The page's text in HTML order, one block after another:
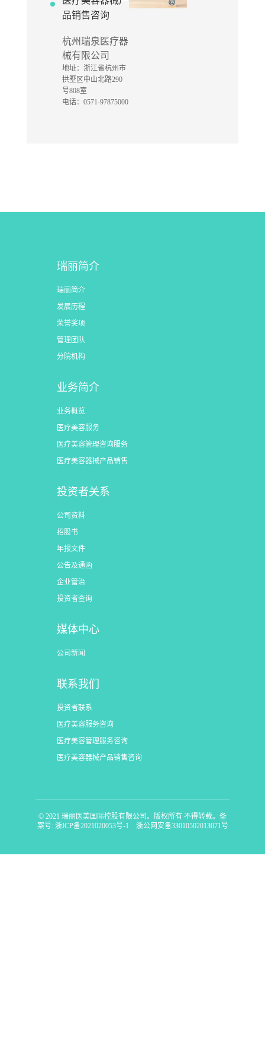
品销售咨询
杭州瑞泉医疗器
械有限公司
地址：浙江省杭州市
拱墅区中山北路290
号808室
电话：0571-97875000
瑞丽简介
瑞丽简介
发展历程
荣誉奖项
管理团队
分院机构
业务简介
业务概览
医疗美容服务
医疗美容管理咨询服务
医疗美容器械产品销售
投资者关系
公司资料
招股书
年报文件
公告及通函
企业管治
投资者查询
媒体中心
公司新闻
联系我们
投资者联系
医疗美容服务咨询
医疗美容管理服务咨询
医疗美容器械产品销售咨询
© 2021 瑞丽医美国际控股有限公司。版权所有 不得转载。备
案号: 浙ICP备2021020053号-1 浙公网安备33010502013071号